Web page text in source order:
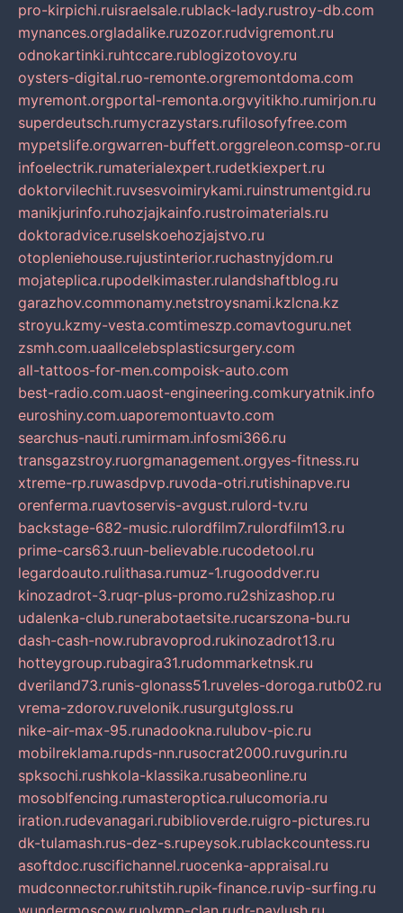
pro-kirpichi.ruisraelsale.rublack-lady.rustroy-db.com
mynances.orgladalike.ruzozor.rudvigremont.ru
odnokartinki.ruhtccare.rublogizotovoy.ru
oysters-digital.ruo-remonte.orgremontdoma.com
myremont.orgportal-remonta.orgvyitikho.rumirjon.ru
superdeutsch.rumycrazystars.rufilosofyfree.com
mypetslife.orgwarren-buffett.orggreleon.comsp-or.ru
infoelectrik.rumaterialexpert.rudetkiexpert.ru
doktorvilechit.ruvsesvoimirykami.ruinstrumentgid.ru
manikjurinfo.ruhozjajkainfo.rustroimaterials.ru
doktoradvice.ruselskoehozjajstvo.ru
otopleniehouse.rujustinterior.ruchastnyjdom.ru
mojateplica.rupodelkimaster.rulandshaftblog.ru
garazhov.commonamy.netstroysnami.kzlcna.kz
stroyu.kzmy-vesta.comtimeszp.comavtoguru.net
zsmh.com.uaallcelebsplasticsurgery.com
all-tattoos-for-men.compoisk-auto.com
best-radio.com.uaost-engineering.comkuryatnik.info
euroshiny.com.uaporemontuavto.com
searchus-nauti.rumirmam.infosmi366.ru
transgazstroy.ruorgmanagement.orgyes-fitness.ru
xtreme-rp.ruwasdpvp.ruvoda-otri.rutishinapve.ru
orenferma.ruavtoservis-avgust.rulord-tv.ru
backstage-682-music.rulordfilm7.rulordfilm13.ru
prime-cars63.ruun-believable.rucodetool.ru
legardoauto.rulithasa.rumuz-1.rugooddver.ru
kinozadrot-3.ruqr-plus-promo.ru2shizashop.ru
udalenka-club.runerabotaetsite.rucarszona-bu.ru
dash-cash-now.rubravoprod.rukinozadrot13.ru
hotteygroup.rubagira31.rudommarketnsk.ru
dveriland73.runis-glonass51.ruveles-doroga.rutb02.ru
vrema-zdorov.ruvelonik.rusurgutgloss.ru
nike-air-max-95.runadookna.rulubov-pic.ru
mobilreklama.rupds-nn.rusocrat2000.ruvgurin.ru
spksochi.rushkola-klassika.rusabeonline.ru
mosoblfencing.rumasteroptica.rulucomoria.ru
iration.rudevanagari.rubiblioverde.ruigro-pictures.ru
dk-tulamash.rus-dez-s.rupeysok.rublackcountess.ru
asoftdoc.ruscifichannel.ruocenka-appraisal.ru
mudconnector.ruhitstih.rupik-finance.ruvip-surfing.ru